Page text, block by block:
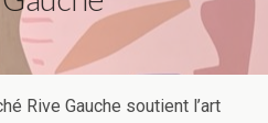
Rive Gauche soutient l’art